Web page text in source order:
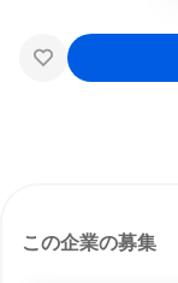
この企業の募集